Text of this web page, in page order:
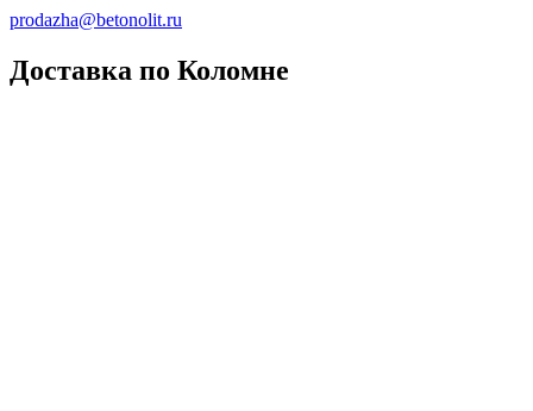
prodazha@betonolit.ru
Доставка по Коломне